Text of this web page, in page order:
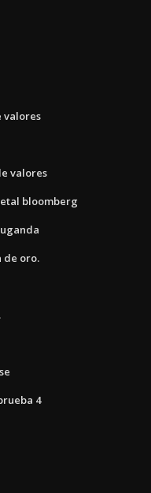
valores
valores
bloomberg
de oro.
4